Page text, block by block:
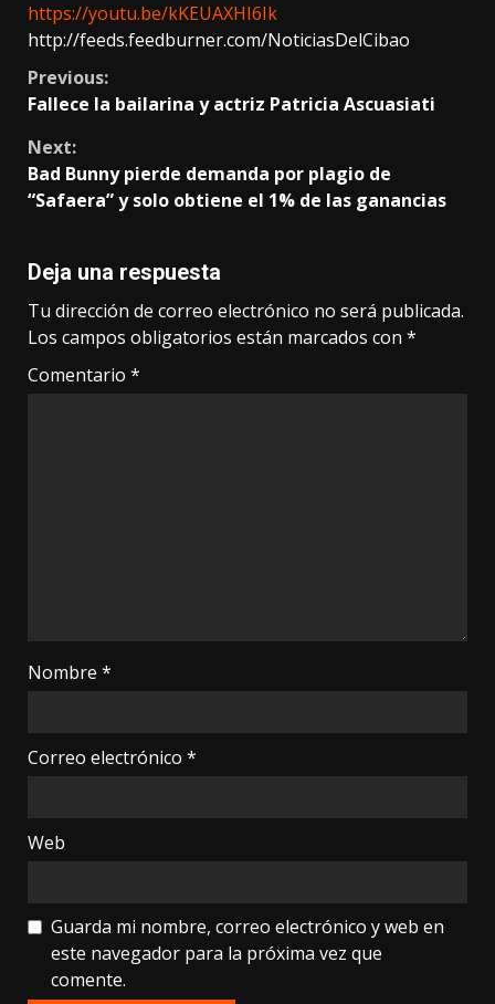
https://youtu.be/kKEUAXHI6Ik
http://feeds.feedburner.com/NoticiasDelCibao
Continue
Previous:
Fallece la bailarina y actriz Patricia Ascuasiati
Next:
Bad Bunny pierde demanda por plagio de
“Safaera” y solo obtiene el 1% de las ganancias
Deja una respuesta
Tu dirección de correo electrónico no será publicada.
Los campos obligatorios están marcados con *
Comentario *
Nombre *
Correo electrónico *
Web
Guarda mi nombre, correo electrónico y web en
este navegador para la próxima vez que
comente.